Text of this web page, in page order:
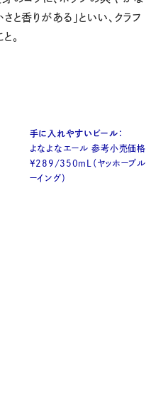
と香りがある」といい、クラフ
。
手に入れやすいビール：
よなよなエール 参考小売価格
¥289/350mL（ヤッホーブル
ーイング）